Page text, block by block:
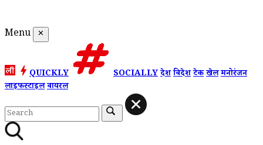
Menu ✕
QUICKLY SOCIALLYदेशविदेशटेकखेलमनोरंजन
लाइफस्टाइलवायरल